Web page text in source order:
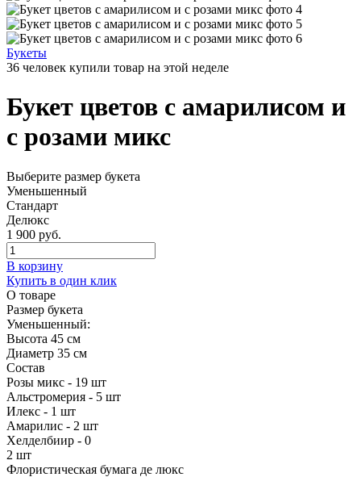
Букеты
36 человек купили товар на этой неделе
Букет цветов с амарилисом и
с розами микс
Выберите размер букета
Уменьшенный
Стандарт
Делюкс
1 900 руб.
В корзину
Купить в один клик
О товаре
Размер букета
Уменьшенный:
Высота 45 см
Диаметр 35 см
Состав
Розы микс - 19 шт
Альстромерия - 5 шт
Илекс - 1 шт
Амарилис - 2 шт
Хелделбиир - 0
2 шт
Флористическая бумага де люкс